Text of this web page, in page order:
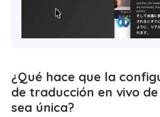
¿Qué hace que la
de traducción en vivo
sea única?